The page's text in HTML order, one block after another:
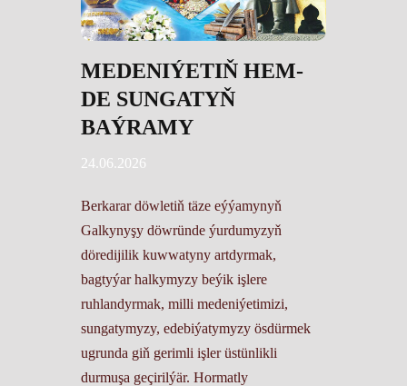
MEDENIÝETIŇ HEM-
DE SUNGATYŇ
BAÝRAMY
24.06.2026
Berkarar döwletiň täze eýýamynyň
Galkynyşy döwründe ýurdumyzyň
döredijilik kuwwatyny artdyrmak,
bagtyýar halkymyzy beýik işlere
ruhlandyrmak, milli medeniýetimizi,
sungatymyzy, edebiýatymyzy ösdürmek
ugrunda giň gerimli işler üstünlikli
durmuşa geçirilýär. Hormatly